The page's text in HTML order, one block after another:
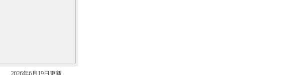
2026年6月19日更新